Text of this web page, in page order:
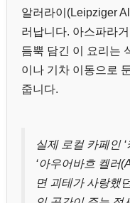
알러라이(Leipziger
러납니다. 아스파라
듬뿍 담긴 이 요리는
이나 기차 이동으로
줍니다.
실제 로컬 카페인
‘아우어바흐 켈러
면 괴테가 사랑했